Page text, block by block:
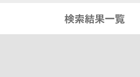
検索結果一覧